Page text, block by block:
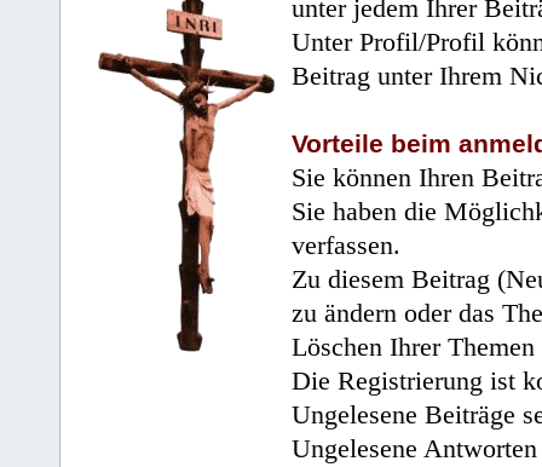
unter jedem Ihrer
Unter Profil/Profil
Beitrag unter Ihrem
Vorteile beim
Sie können Ihren
Sie haben die
verfassen.
Zu diesem Beitrag
zu ändern oder das
Löschen Ihrer
Die Registrierung ist
Ungelesene Beiträge
Ungelesene